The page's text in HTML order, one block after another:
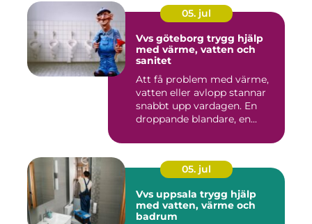
05. jul
Vvs göteborg trygg hjälp
med värme, vatten och
sanitet
Att få problem med värme,
vatten eller avlopp stannar
snabbt upp vardagen. En
droppande blandare, en...
05. jul
Vvs uppsala trygg hjälp
med vatten, värme och
badrum